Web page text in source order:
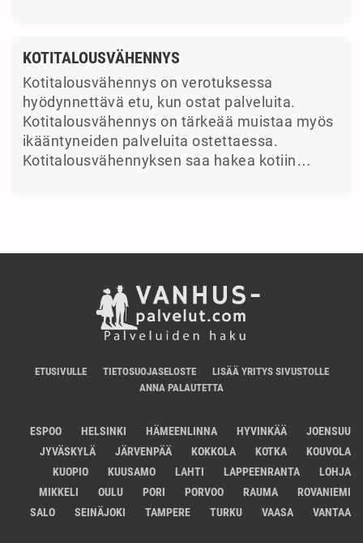
KOTITALOUSVÄHENNYS
Kotitalousvähennys on verotuksessa
hyödynnettävä etu, kun ostat palveluita.
Kotitalousvähennys on tärkeää muistaa myös
ikääntyneiden palveluita ostettaessa.
Kotitalousvähennyksen saa hakea kotiin…
ETUSIVULLE TIETOSUOJASELOSTE
LISÄÄ YRITYS SIVUSTOLLE
ANNA PALAUTETTA
ESPOO HELSINKI HÄMEENLINNA HYVINKÄÄ
JOENSUU
JYVÄSKYLÄ
JÄRVENPÄÄ KOKKOLA KOTKA
KOUVOLA
KUOPIO
KUUSAMO LAHTI LAPPEENRANTA
LOHJA
MIKKELI
OULU PORI PORVOO RAUMA
ROVANIEMI
SALO
SEINÄJOKI TAMPERE TURKU VAASA VANTAA